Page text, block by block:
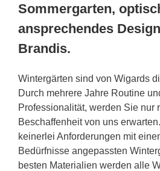
Sommergarten,
ansprechendes
Brandis.
Wintergärten sind von Wigards
Durch mehrere Jahre Routine
Professionalität, werden Sie nur
Beschaffenheit von uns
keinerlei Anforderungen mit
Bedürfnisse angepassten
besten Materialien werden alle